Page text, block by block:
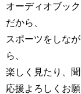
オーディオブッ
だから、
スポーツをしな
ら、
楽しく見たり、
応援よろしくお願